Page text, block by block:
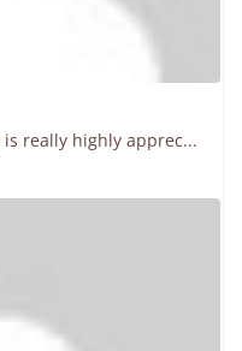
really highly apprec...